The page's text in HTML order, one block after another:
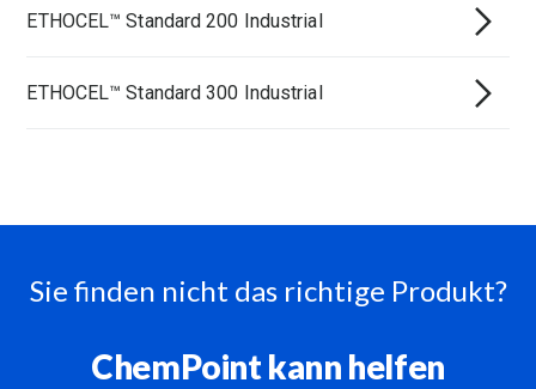
ETHOCEL™ Standard 200 Industrial
ETHOCEL™ Standard 300 Industrial
Sie finden nicht das richtige Produkt?
ChemPoint kann helfen